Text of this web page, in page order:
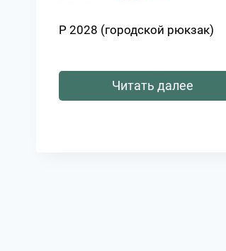
Р 2028 (городской рюкзак)
Читать далее